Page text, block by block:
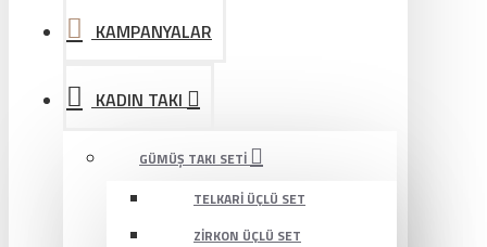
KAMPANYALAR
KADIN TAKI
GÜMÜŞ TAKI SETI
TELKARI ÜÇLÜ SET
ZIRKON ÜÇLÜ SET